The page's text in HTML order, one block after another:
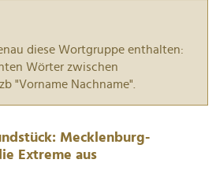
diese Wortgruppe enthalten:
Wörter zwischen
"Vorname Nachname".
Mecklenburg-
Extreme aus